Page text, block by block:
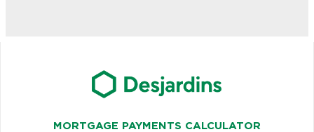
MORTGAGE PAYMENTS CALCULATOR